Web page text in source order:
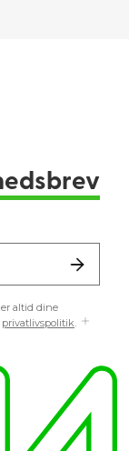
altid dine
privatlivspolitik.